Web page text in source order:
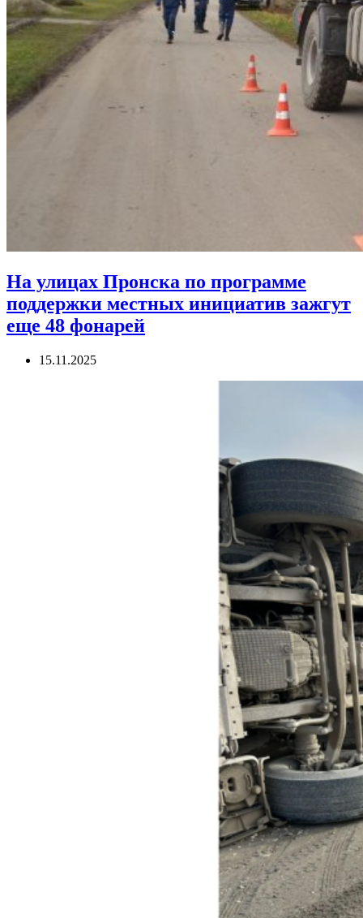
На улицах Пронска по программе
поддержки местных инициатив зажгут
еще 48 фонарей
15.11.2025